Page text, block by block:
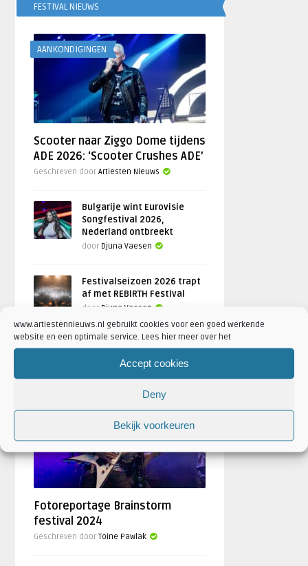
www.artiestennieuws.nl gebruikt cookies voor een goed werkende
website en een optimale service. Lees hier meer over het
Accept cookies
Deny
Bekijk voorkeuren
FESTIVAL NIEUWS
AANKONDIGINGEN
Scooter naar Ziggo Dome tijdens
ADE 2026: ‘Scooter Crushes ADE’
Geschreven doorArtiesten Nieuws
Bulgarije wint Eurovisie
Songfestival 2026,
Nederland ontbreekt
door Djuna Vaesen
Festivalseizoen 2026 trapt
af met REBiRTH Festival
door Djuna Vaesen
FEATURED
Fotoreportage Brainstorm
festival 2024
Geschreven doorToine Pawlak